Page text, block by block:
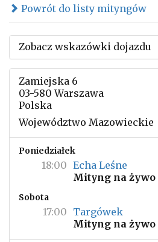
Powrót do listy mityngów
Zobacz wskazówki dojazdu
Zamiejska 6
03-580 Warszawa
Polska
Województwo Mazowieckie
Poniedziałek
18:00 Echa Leśne
Mityng na żywo
Sobota
17:00 Targówek
Mityng na żywo